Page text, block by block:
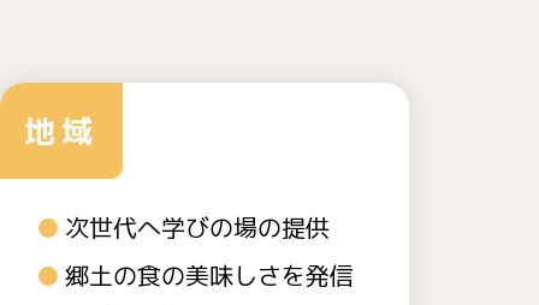
地域
次世代へ学びの場の提供
郷土の食の美味しさを発信